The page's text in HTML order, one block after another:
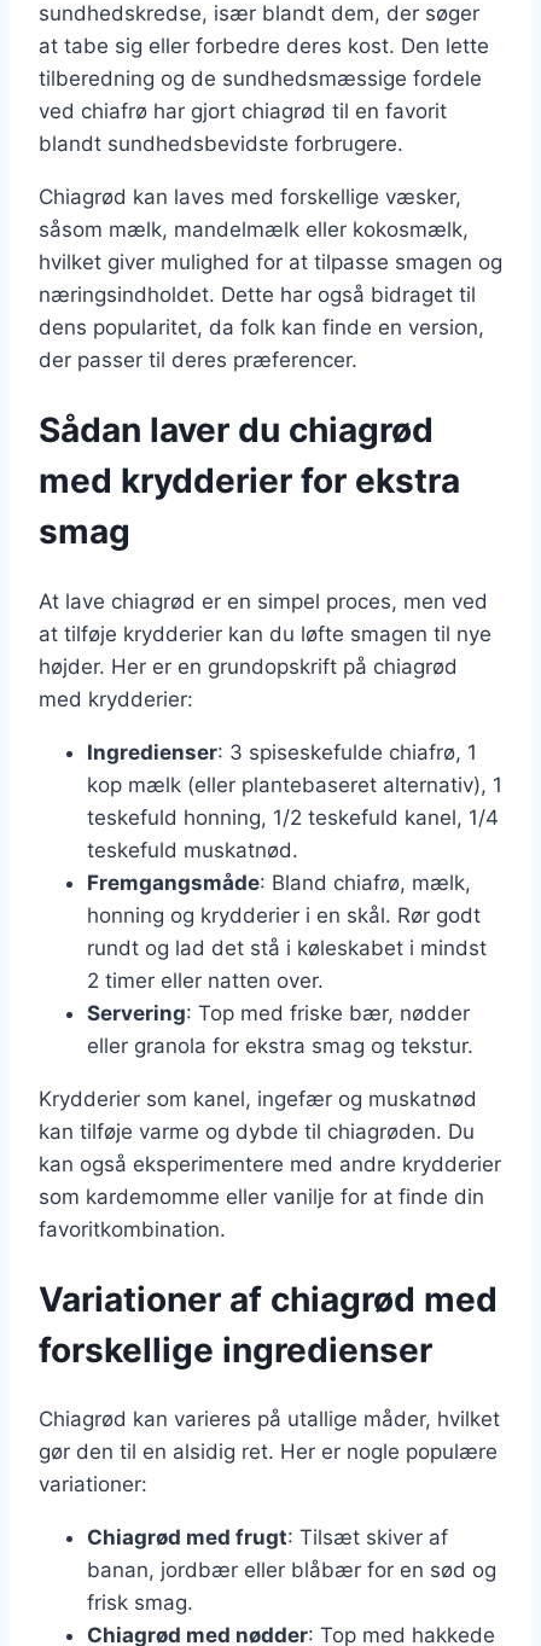
sundhedskredse, især blandt dem, der søger
at tabe sig eller forbedre deres kost. Den lette
tilberedning og de sundhedsmæssige fordele
ved chiafrø har gjort chiagrød til en favorit
blandt sundhedsbevidste forbrugere.
Chiagrød kan laves med forskellige væsker,
såsom mælk, mandelmælk eller kokosmælk,
hvilket giver mulighed for at tilpasse smagen og
næringsindholdet. Dette har også bidraget til
dens popularitet, da folk kan finde en version,
der passer til deres præferencer.
Sådan laver du chiagrød
med krydderier for ekstra
smag
At lave chiagrød er en simpel proces, men ved
at tilføje krydderier kan du løfte smagen til nye
højder. Her er en grundopskrift på chiagrød
med krydderier:
Ingredienser: 3 spiseskefulde chiafrø, 1
kop mælk (eller plantebaseret alternativ), 1
teskefuld honning, 1/2 teskefuld kanel, 1/4
teskefuld muskatnød.
Fremgangsmåde: Bland chiafrø, mælk,
honning og krydderier i en skål. Rør godt
rundt og lad det stå i køleskabet i mindst
2 timer eller natten over.
Servering: Top med friske bær, nødder
eller granola for ekstra smag og tekstur.
Krydderier som kanel, ingefær og muskatnød
kan tilføje varme og dybde til chiagrøden. Du
kan også eksperimentere med andre krydderier
som kardemomme eller vanilje for at finde din
favoritkombination.
Variationer af chiagrød med
forskellige ingredienser
Chiagrød kan varieres på utallige måder, hvilket
gør den til en alsidig ret. Her er nogle populære
variationer:
Chiagrød med frugt: Tilsæt skiver af
banan, jordbær eller blåbær for en sød og
frisk smag.
Chiagrød med nødder: Top med hakkede